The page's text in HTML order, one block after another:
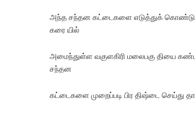
அந்த சந்தன கட்டைகளை எடுத்துக் கொண்டு
கரை யில்
அமைந்துள்ள வகுளகிரி மலைபகு தியை
சந்தன
கட்டைகளை முறைப்படி பிர திஷ்டை செய்து